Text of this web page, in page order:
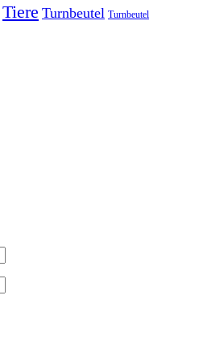
Tiere Turnbeutel Turnbeutel